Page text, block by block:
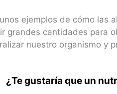
ejemplos de cómo las
grandes cantidades para
nuestro organismo y
¿Te gustaría que un